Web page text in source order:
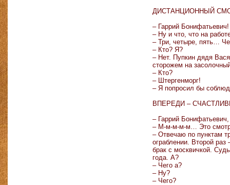
ДИСТАНЦИОННЫЙ
– Гаррий
– Ну и что, что на
– Три, четыре, пять…
– Кто? Я?
– Нет. Пупкин дядя
сторожем на
– Кто?
– Штергенморг!
– Я попросил бы
ВПЕРЕДИ –
– Гаррий
– М-м-м-м-м… Это
– Отвечаю по пунктам
ограблении. Второй
брак с москвичкой.
года. А?
– Чего а?
– Ну?
– Чего?